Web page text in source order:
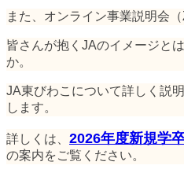
また、オンライン事業説明会
皆さんが抱くJAのイメージと
か。
JA東びわこについて詳しく説
します。
詳しくは、 2026年度新規学
の案内をご覧ください。